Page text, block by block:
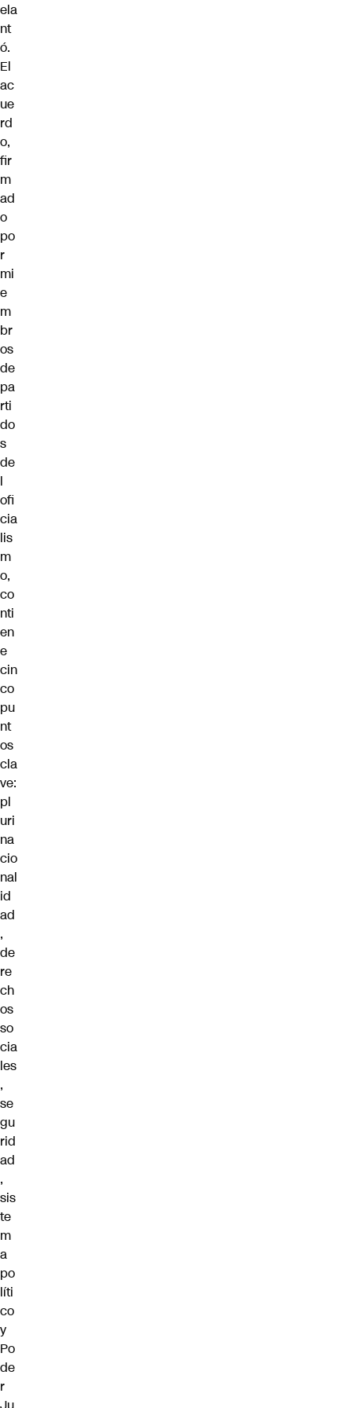
ela
nt
ó.
El
ac
ue
rd
o,
fir
m
ad
o
po
r
mi
e
m
br
os
de
pa
rti
do
s
de
l
ofi
cia
lis
m
o,
co
nti
en
e
cin
co
pu
nt
os
cla
ve:
pl
uri
na
cio
nal
id
ad
,
de
re
ch
os
so
cia
les
,
se
gu
rid
ad
,
sis
te
m
a
po
líti
co
y
Po
de
r